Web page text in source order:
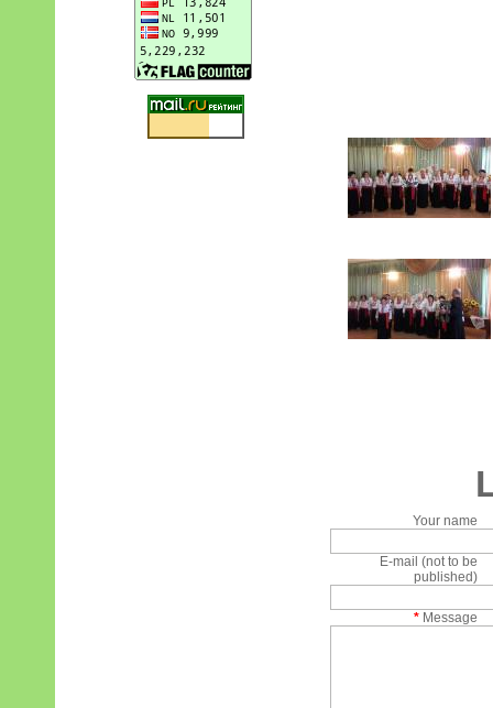
Your name
E-mail (not to be
published)
* Message